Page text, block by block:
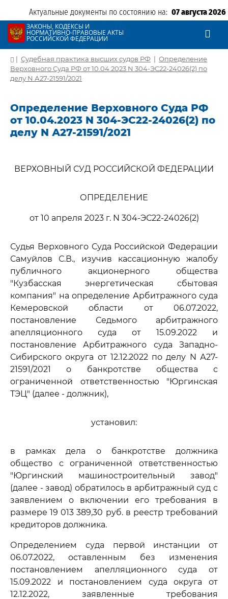
Актуальные документы по состоянию на: 07 августа 2026
ЗАКОНЫ, КОДЕКСЫ И
НОРМАТИВНО-ПРАВОВЫЕ АКТЫ
РОССИЙСКОЙ ФЕДЕРАЦИИ
| Судебная практика высших судов РФ | Определение
Верховного Суда РФ от 10.04.2023 N 304-ЭС22-24026(2) по
делу N А27-21591/2021
Определение Верховного Суда РФ
от 10.04.2023 N 304-ЭС22-24026(2) по
делу N А27-21591/2021
ВЕРХОВНЫЙ СУД РОССИЙСКОЙ ФЕДЕРАЦИИ
ОПРЕДЕЛЕНИЕ
от 10 апреля 2023 г. N 304-ЭС22-24026(2)
Судья Верховного Суда Российской Федерации
Самуйлов С.В., изучив кассационную жалобу
публичного акционерного общества
"Кузбасская энергетическая сбытовая
компания" на определение Арбитражного суда
Кемеровской области от 06.07.2022,
постановление Седьмого арбитражного
апелляционного суда от 15.09.2022 и
постановление Арбитражного суда Западно-
Сибирского округа от 12.12.2022 по делу N А27-
21591/2021 о банкротстве общества с
ограниченной ответственностью "Юргинская
ТЭЦ" (далее - должник),
установил:
в рамках дела о банкротстве должника
общество с ограниченной ответственностью
"Юргинский машиностроительный завод"
(далее - завод) обратилось в арбитражный суд с
заявлением о включении его требования в
размере 19 013 389,30 руб. в реестр требований
кредиторов должника.
Определением суда первой инстанции от
06.07.2022, оставленным без изменения
постановлением апелляционного суда от
15.09.2022 и постановлением суда округа от
12.12.2022, заявленные требования